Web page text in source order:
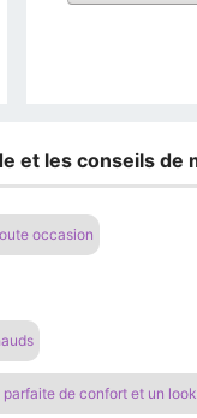
et les conseils de
occasion
de confort et un